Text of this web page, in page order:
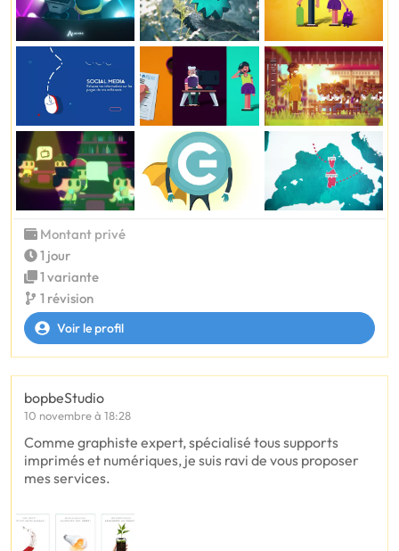
Montant privé
1 jour
1 variante
1 révision
Voir le profil
bopbeStudio
10 novembre à 18:28
Comme graphiste expert, spécialisé tous supports
imprimés et numériques, je suis ravi de vous proposer
mes services.